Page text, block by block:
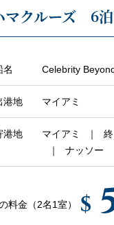
マクルーズ 6
名 Celebrity
港地 マイアミ
港地 マイアミ
ナッソー
料金（2名1室） $